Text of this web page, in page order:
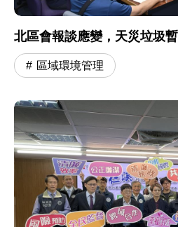
北區會報談應變，天災垃圾
區域環境管理